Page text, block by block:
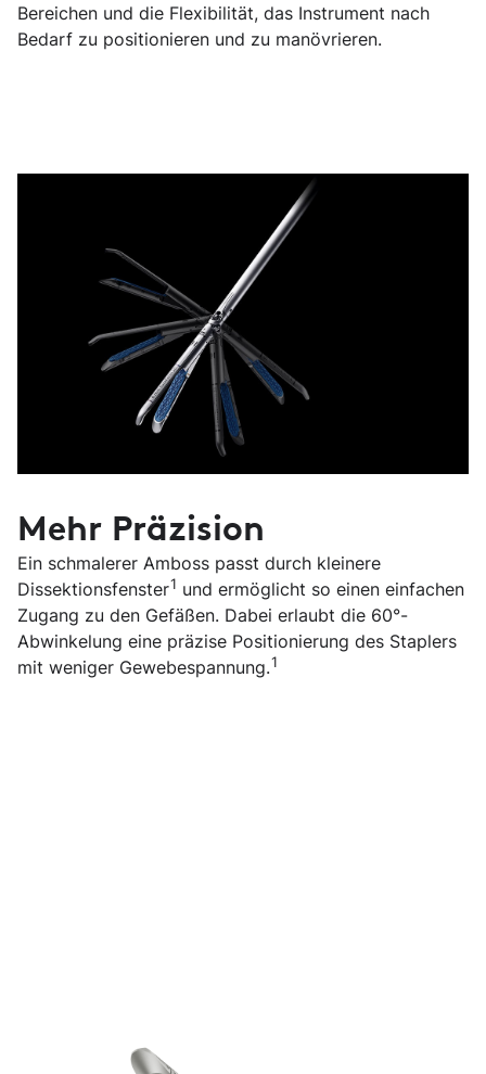
Bereichen und die Flexibilität, das Instrument nach
Bedarf zu positionieren und zu manövrieren.
Mehr Präzision
Ein schmalerer Amboss passt durch kleinere
Dissektionsfenster1 und ermöglicht so einen einfachen
Zugang zu den Gefäßen. Dabei erlaubt die 60°-
Abwinkelung eine präzise Positionierung des Staplers
mit weniger Gewebespannung.1